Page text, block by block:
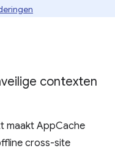
contexten
maakt AppCache
cross-site